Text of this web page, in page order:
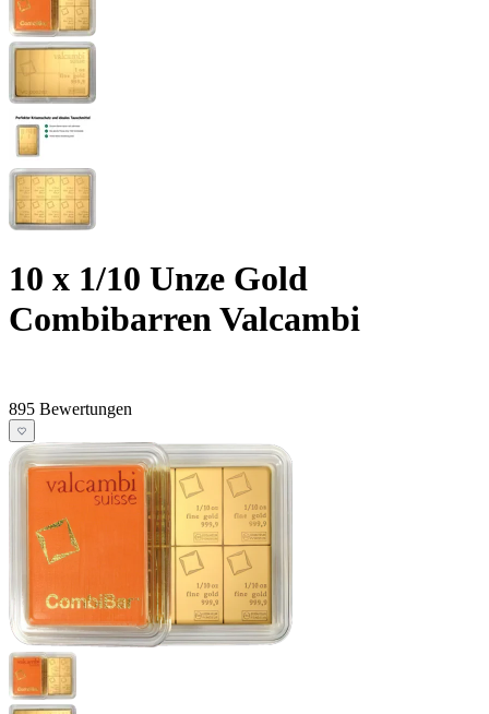
10 x 1/10 Unze Gold
Combibarren Valcambi
895 Bewertungen